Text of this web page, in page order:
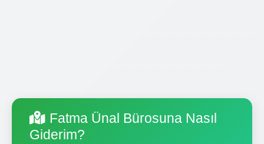
Fatma Ünal Bürosuna Nasıl
Giderim?